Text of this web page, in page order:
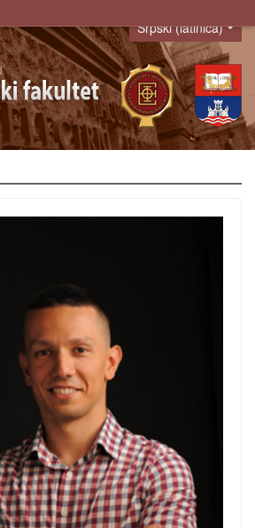
Language
Srpski (latinica)